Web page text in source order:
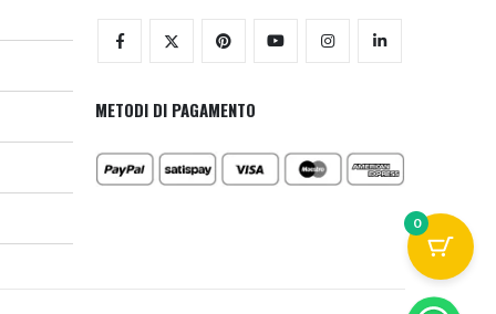
METODI DI PAGAMENTO
0